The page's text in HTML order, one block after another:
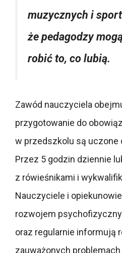
muzycznych i
że pedagodzy
robić to, co lubią.
Zawód nauczyciela
przygotowanie do
w przedszkolu są uczone
Przez 5 godzin dziennie
z rówieśnikami i
Nauczyciele i
rozwojem
oraz regularnie informują
zauważonych